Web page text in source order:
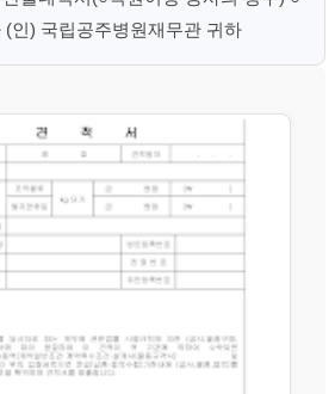
(인) 국립공주병원재무관 귀하